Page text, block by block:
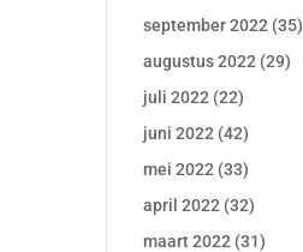
september 2022 (35)
augustus 2022 (29)
juli 2022 (22)
juni 2022 (42)
mei 2022 (33)
april 2022 (32)
maart 2022 (31)